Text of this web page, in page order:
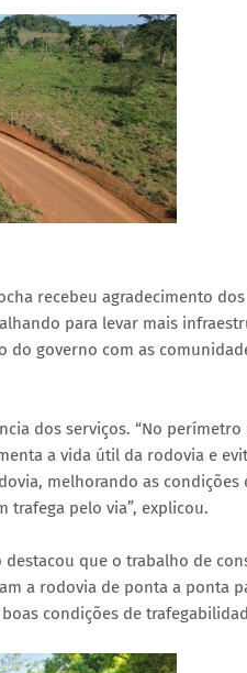
recebeu agradecimento
para levar mais
do governo com as
dos serviços. “No
a vida útil da rodovia e
melhorando as condições
trafega pelo via”, explicou.
destacou que o trabalho de
a rodovia de ponta a ponta
condições de